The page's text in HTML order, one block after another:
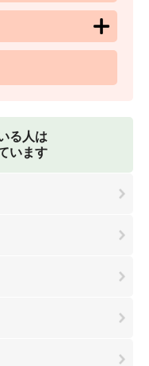
る人は
います